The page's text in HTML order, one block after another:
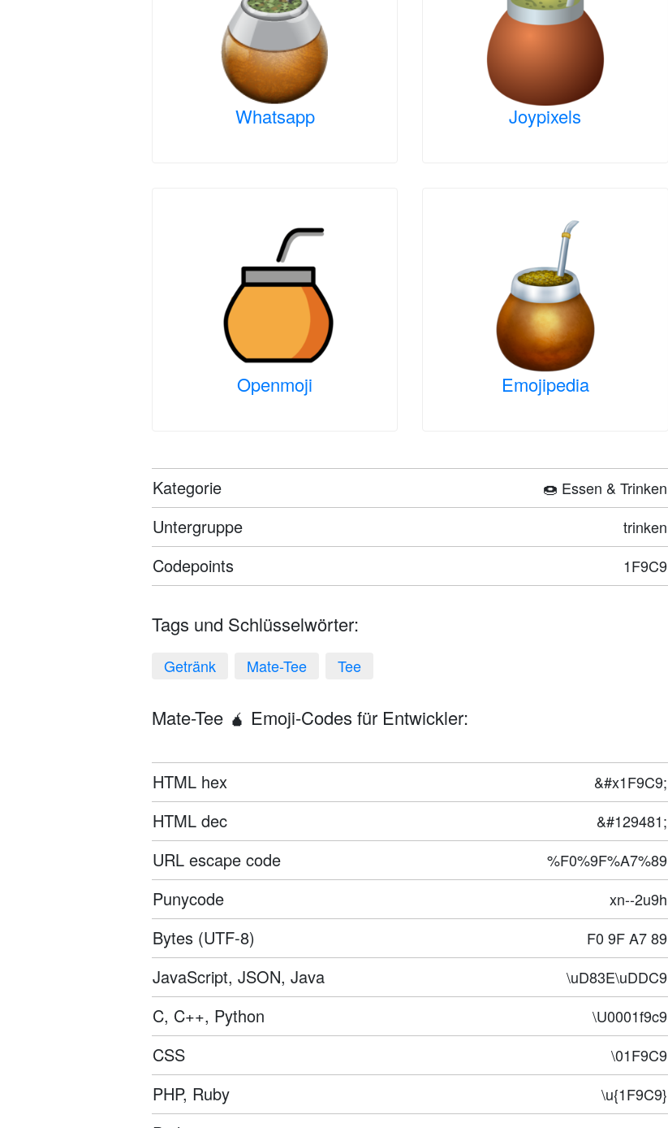
Whatsapp Joypixels
Openmoji Emojipedia
Kategorie 🍩 Essen & Trinken
Untergruppe trinken
Codepoints 1F9C9
Tags und Schlüsselwörter:
Getränk Mate-Tee Tee
Mate-Tee 🧉 Emoji-Codes für Entwickler:
HTML hex &#x1F9C9;
HTML dec &#129481;
URL escape code %F0%9F%A7%89
Punycode xn--2u9h
Bytes (UTF-8) F0 9F A7 89
JavaScript, JSON, Java \uD83E\uDDC9
C, C++, Python \U0001f9c9
CSS \01F9C9
PHP, Ruby \u{1F9C9}